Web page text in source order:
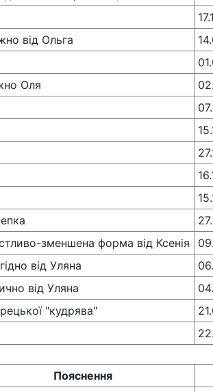
від Ольга
Оля
зменшена форма від Ксенія
від Уляна
від Уляна
"кудрява"
Пояснення